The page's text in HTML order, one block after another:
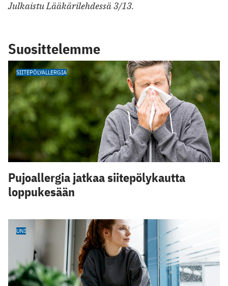
Julkaistu Lääkärilehdessä 3/13.
Suosittelemme
SIITEPÖLYALLERGIA
Pujoallergia jatkaa siitepölykautta
loppukesään
UNI